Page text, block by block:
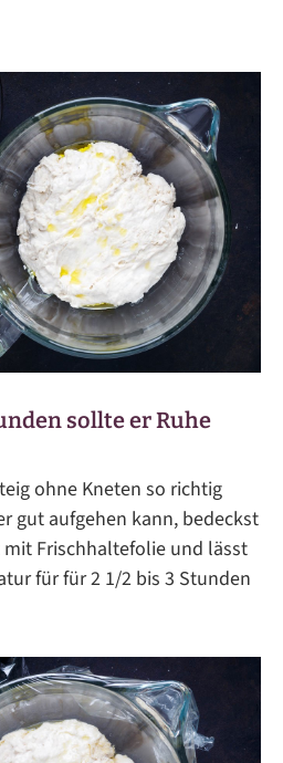
sollte er Ruhe
ohne Kneten so richtig
gut aufgehen kann, bedeckst
mit Frischhaltefolie und lässt
für für 2 1/2 bis 3 Stunden